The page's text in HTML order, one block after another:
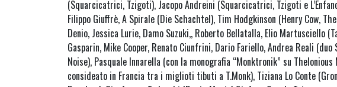
(Squarcicatrici, Tzigoti), Jacopo Andreini (Squarcicatrici, Tzigoti e
Filippo Giuffrè, A Spirale (Die Schachtel), Tim Hodgkinson (Henry Cow,
Denio, Jessica Lurie, Damo Suzuki,, Roberto Bellatalla, Elio Martusciello
Gasparin, Mike Cooper, Renato Ciunfrini, Dario Fariello, Andrea Reali
Noise), Pasquale Innarella (con la monografia “Monktronik” su Thelonious
consideato in Francia tra i miglioti tibuti a T.Monk), Tiziana Lo Conte